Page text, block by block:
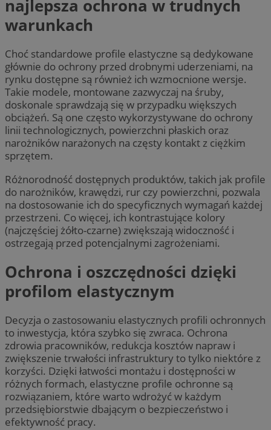
najlepsza ochrona w trudnych
warunkach
Choć standardowe profile elastyczne są dedykowane
głównie do ochrony przed drobnymi uderzeniami, na
rynku dostępne są również ich wzmocnione wersje.
Takie modele, montowane zazwyczaj na śruby,
doskonale sprawdzają się w przypadku większych
obciążeń. Są one często wykorzystywane do ochrony
linii technologicznych, powierzchni płaskich oraz
narożników narażonych na częsty kontakt z ciężkim
sprzętem.
Różnorodność dostępnych produktów, takich jak profile
do narożników, krawędzi, rur czy powierzchni, pozwala
na dostosowanie ich do specyficznych wymagań każdej
przestrzeni. Co więcej, ich kontrastujące kolory
(najczęściej żółto-czarne) zwiększają widoczność i
ostrzegają przed potencjalnymi zagrożeniami.
Ochrona i oszczędności dzięki
profilom elastycznym
Decyzja o zastosowaniu elastycznych profili ochronnych
to inwestycja, która szybko się zwraca. Ochrona
zdrowia pracowników, redukcja kosztów napraw i
zwiększenie trwałości infrastruktury to tylko niektóre z
korzyści. Dzięki łatwości montażu i dostępności w
różnych formach, elastyczne profile ochronne są
rozwiązaniem, które warto wdrożyć w każdym
przedsiębiorstwie dbającym o bezpieczeństwo i
efektywność pracy.